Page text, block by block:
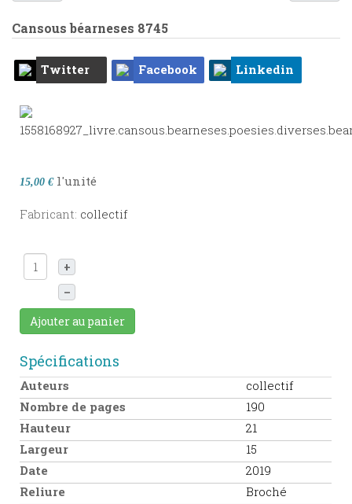
Cansous béarneses 8745
Twitter Facebook Linkedin
15,00 € l'unité
Fabricant: collectif
+
–
Ajouter au panier
Spécifications
Auteurs
collectif
Nombre de pages
190
Hauteur
21
Largeur
15
Date
2019
Reliure
Broché